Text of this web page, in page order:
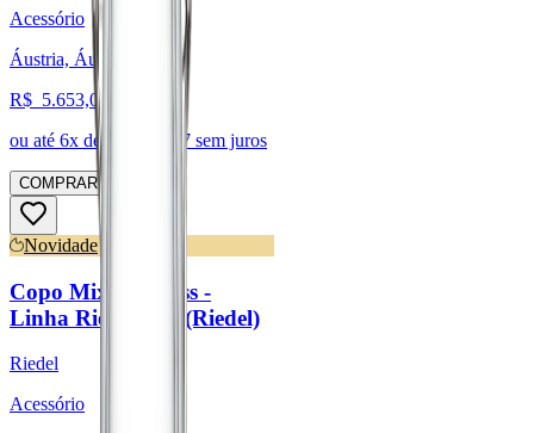
Acessório
Áustria, Áustria
R$ 5.653,01
ou até 6x de R$ 942,17 sem juros
COMPRAR
Novidade
Copo Mixing Glass -
Linha Riedel Bar (Riedel)
Riedel
Acessório